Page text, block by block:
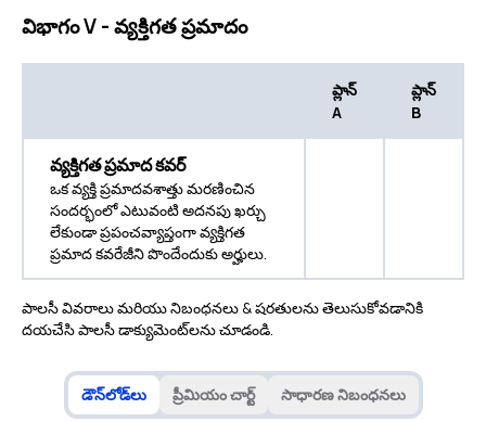
విభాగం V - వ్యక్తిగత ప్రమాదం
ప్లాన్
A
ప్లాన్
B
వ్యక్తిగత ప్రమాద కవర్
ఒక వ్యక్తి ప్రమాదవశాత్తు మరణించిన
సందర్భంలో ఎటువంటి అదనపు ఖర్చు
లేకుండా ప్రపంచవ్యాప్తంగా వ్యక్తిగత
ప్రమాద కవరేజీని పొందేందుకు అర్హులు.
పాలసీ వివరాలు మరియు నిబంధనలు & షరతులను తెలుసుకోవడానికి
దయచేసి పాలసీ డాక్యుమెంట్‌లను చూడండి.
డౌన్‌లోడ్‌లు ప్రీమియం చార్ట్ సాధారణ నిబంధనలు